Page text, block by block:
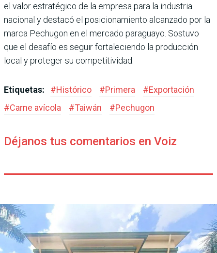
el valor estratégico de la empresa para la industria
nacional y destacó el posicionamiento alcanzado por la
marca Pechugon en el mercado paraguayo. Sostuvo
que el desafío es seguir fortaleciendo la producción
local y proteger su competitividad.
Etiquetas: #Histórico #Primera #Exportación
#Carne avícola #Taiwán #Pechugon
Déjanos tus comentarios en Voiz